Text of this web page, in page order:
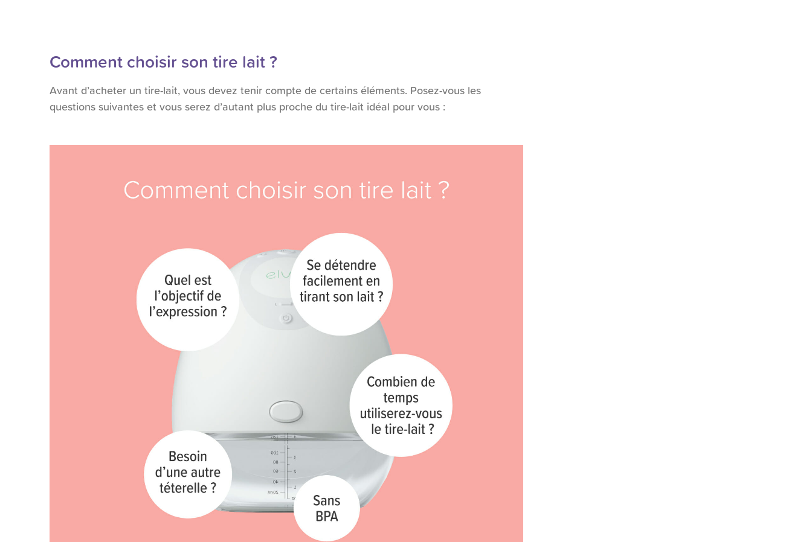
Comment choisir son tire lait ?
Avant d’acheter un tire-lait, vous devez tenir compte de certains éléments. Posez-vous les
questions suivantes et vous serez d’autant plus proche du tire-lait idéal pour vous :